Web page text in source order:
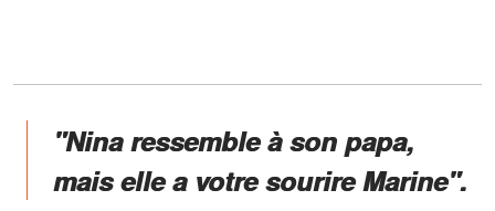
"Nina ressemble à son papa,
mais elle a votre sourire Marine".